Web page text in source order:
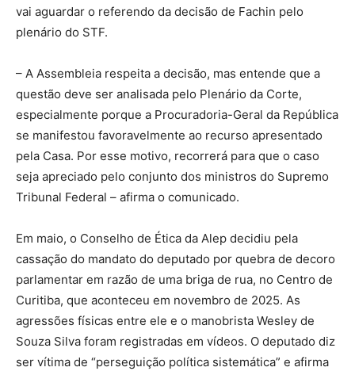
vai aguardar o referendo da decisão de Fachin pelo
plenário do STF.
– A Assembleia respeita a decisão, mas entende que a
questão deve ser analisada pelo Plenário da Corte,
especialmente porque a Procuradoria-Geral da República
se manifestou favoravelmente ao recurso apresentado
pela Casa. Por esse motivo, recorrerá para que o caso
seja apreciado pelo conjunto dos ministros do Supremo
Tribunal Federal – afirma o comunicado.
Em maio, o Conselho de Ética da Alep decidiu pela
cassação do mandato do deputado por quebra de decoro
parlamentar em razão de uma briga de rua, no Centro de
Curitiba, que aconteceu em novembro de 2025. As
agressões físicas entre ele e o manobrista Wesley de
Souza Silva foram registradas em vídeos. O deputado diz
ser vítima de “perseguição política sistemática” e afirma